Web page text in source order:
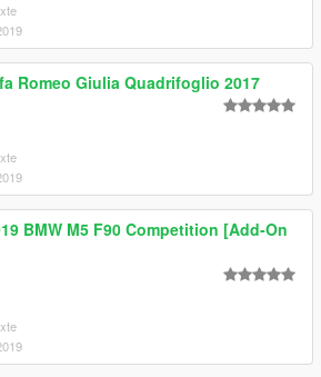
Romeo Giulia Quadrifoglio 2017
BMW M5 F90 Competition [Add-On